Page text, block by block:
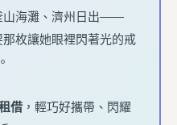
山海灘、濟州日出——
枚讓她眼裡閃著光的戒
借，輕巧好攜帶、閃耀